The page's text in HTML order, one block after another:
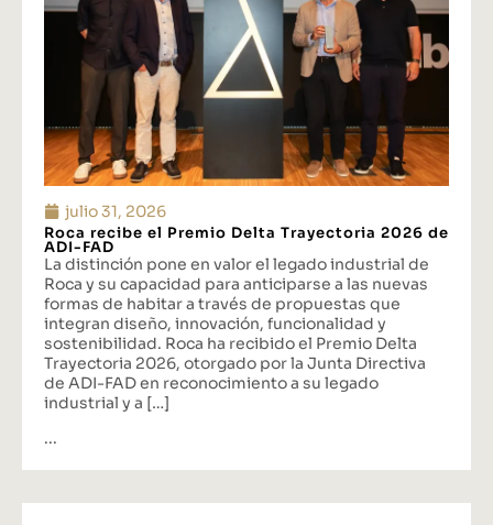
julio 31, 2026
Roca recibe el Premio Delta Trayectoria 2026 de
ADI-FAD
La distinción pone en valor el legado industrial de
Roca y su capacidad para anticiparse a las nuevas
formas de habitar a través de propuestas que
integran diseño, innovación, funcionalidad y
sostenibilidad. Roca ha recibido el Premio Delta
Trayectoria 2026, otorgado por la Junta Directiva
de ADI-FAD en reconocimiento a su legado
industrial y a […]
...